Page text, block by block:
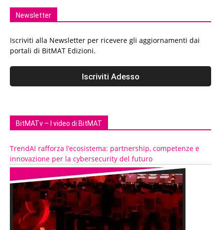
Newsletter
Iscriviti alla Newsletter per ricevere gli aggiornamenti dai
portali di BitMAT Edizioni.
BitMATv – I video di BitMAT
TrendAI rafforza l’ecosistema: partnership, competenze e
innovazione per la cybersecurity del futuro